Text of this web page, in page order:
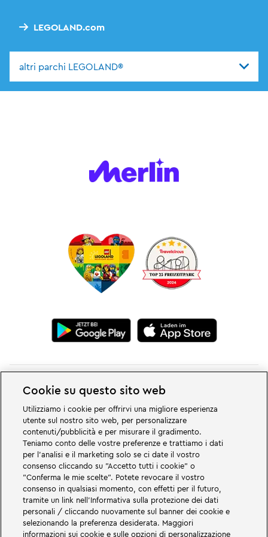
LEGOLAND.com
altri parchi LEGOLAND®
Grandi cose vi aspettano nei mondi avventurosi del parco divertimenti e
per famiglie LEGOLAND in Germania. Scoprite emozionanti attrazioni e
tanto divertimento LEGO®! LEGOLAND in Germania è un parco a tema per
famiglie con bambini di età compresa tra i due e i 12 anni. Il parco
LEGOLAND si trova vicino a Günzburg, in Baviera. LEGOLAND Deutschland è
uno dei parchi di divertimento più grandi della Baviera e uno dei più
conosciuti e popolari della Germania. Il parco a tema offre un'esperienza
unica per adulti e bambini, con le sue 68 attrazioni. Oltre al parco a tema, il
LEGOLAND Resort comprende anche un villaggio turistico con varie
possibilità di pernottamento. I visitatori possono soggiornare in un hotel
sull'isola dei pirati, in case vacanza a tema, nei castelli dei cavalieri, in un
campeggio o persino dentro ai barili.
Cookie su questo sito web
Utilizziamo i cookie per offrirvi una migliore esperienza
utente sul nostro sito web, per personalizzare
contenuti/pubblicità e per misurare il gradimento.
Teniamo conto delle vostre preferenze e trattiamo i dati
per l'analisi e il marketing solo se ci date il vostro
consenso cliccando su "Accetto tutti i cookie" o
"Conferma le mie scelte". Potete revocare il vostro
consenso in qualsiasi momento, con effetti per il futuro,
tramite un link nell'Informativa sulla protezione dei dati
personali / cliccando nuovamente sul banner dei cookie e
selezionando la preferenza desiderata. Maggiori
informazioni sui cookie e sulle opzioni di personalizzazione